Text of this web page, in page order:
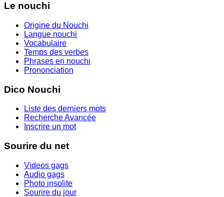
Le nouchi
Origine du Nouchi
Langue nouchi
Vocabulaire
Temps des verbes
Phrases en nouchi
Prononciation
Dico Nouchi
Liste des derniers mots
Recherche Avancée
Inscrire un mot
Sourire du net
Videos gags
Audio gags
Photo insolite
Sourire du jour